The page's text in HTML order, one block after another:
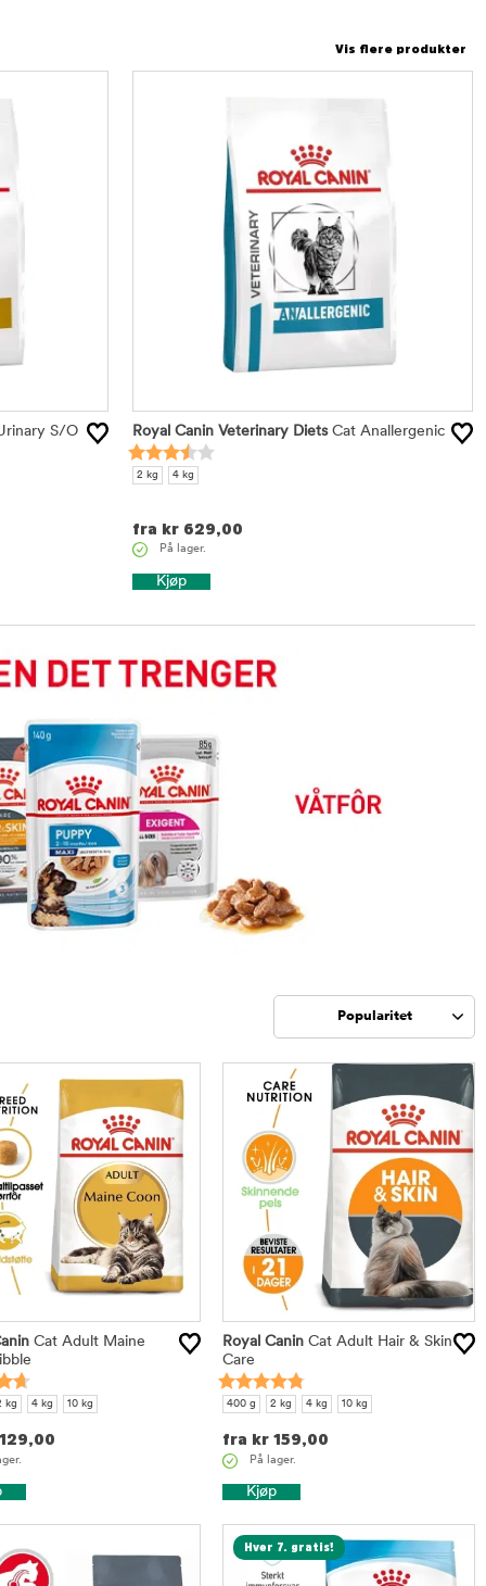
Vis flere produkter
S/O Royal Canin Veterinary DietsCat Anallergenic
2 kg 4 kg
fra kr 629,00
På lager.
Kjøp
Popularitet
Cat Adult Maine
kg 4 kg 10 kg
Royal CaninCat Adult Hair & Skin
Care
400 g 2 kg 4 kg 10 kg
fra kr 159,00
På lager.
Kjøp
Hver 7. gratis!